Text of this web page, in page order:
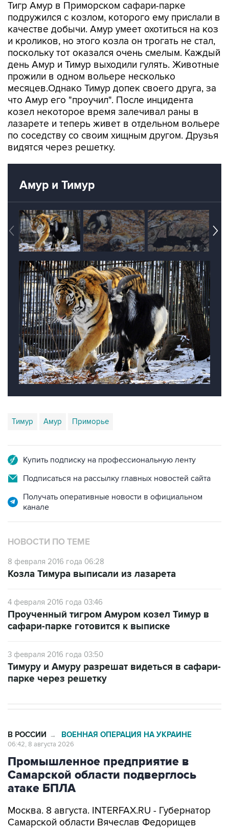
качестве добычи. Амур умеет охотиться на коз
и кроликов, но этого козла он трогать не стал,
поскольку тот оказался очень смелым. Каждый
день Амур и Тимур выходили гулять. Животные
прожили в одном вольере несколько
месяцев.Однако Тимур допек своего друга, за
что Амур его "проучил". После инцидента
козел некоторое время залечивал раны в
лазарете и теперь живет в отдельном вольере
по соседству со своим хищным другом. Друзья
видятся через решетку.
Амур и Тимур
Подписаться на рассылку главных новостей сайта
Получать оперативные новости в официальном
НОВОСТИ ПО ТЕМЕ
8 февраля 2016 года 06:28
4 февраля 2016 года 03:46
сафари-парке готовится к выписке
3 февраля 2016 года 03:50
парке через решетку
Промышленное предприятие в
Самарской области подверглось
атаке БПЛА
Москва. 8 августа. INTERFAX.RU - Губернатор
сообщил об атаке беспилотников на
промышленное предприятие в регионе.